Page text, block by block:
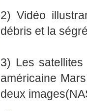
2) Vidéo
débris et la
3) Les
américaine
deux